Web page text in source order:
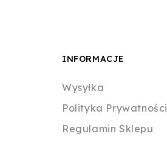
INFORMACJE
Wysyłka
Polityka Prywatności
Regulamin Sklepu